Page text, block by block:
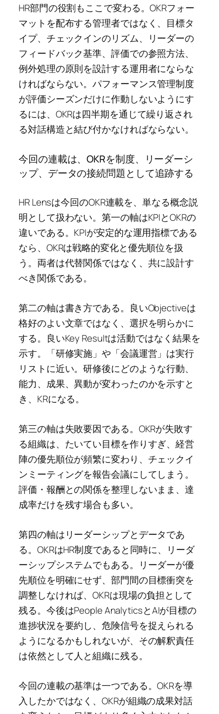
HR部門の役割もここで変わる。OKRフォー
マットを配布する管理者ではなく、目標タ
イプ、チェックインのリズム、リーダーの
フィードバック基準、評価での参照方法、
例外処理の原則を設計する運用者にならな
ければならない。パフォーマンス管理制度
が評価シーズンだけに作動しないようにす
るには、OKRは四半期を通じて繰り返され
る対話構造と結び付かなければならない。
今回の連載は、OKRを制度、リーダーシ
ップ、データの接続問題として追跡する
HR Lensは今回のOKR連載を、単なる概念説
明として扱わない。第一の軸はKPIとOKRの
違いである。KPIが安定的な運用指標である
なら、OKRは戦略的変化と優先順位を扱
う。両者は代替関係ではなく、共に設計す
べき関係である。
第二の軸は書き方である。良いObjectiveは
格好のよい文章ではなく、選択を明らかに
する。良いKey Resultは活動ではなく結果を
示す。「研修実施」や「会議運営」は実行
リストに近い。研修後にどのような行動、
能力、成果、異動が変わったのかを示すと
き、KRになる。
第三の軸は失敗要因である。OKRが失敗す
る組織は、たいてい目標を作りすぎ、経営
陣の優先順位が頻繁に変わり、チェックイ
ンミーティングを報告会議にしてしまう。
評価・報酬との関係を整理しないまま、達
成率だけを残す場合も多い。
第四の軸はリーダーシップとデータであ
る。OKRはHR制度であると同時に、リーダ
ーシップシステムでもある。リーダーが優
先順位を明確にせず、部門間の目標衝突を
調整しなければ、OKRは現場の負担として
残る。今後はPeople AnalyticsとAIが目標の
進捗状況を要約し、危険信号を捉えられる
ようになるかもしれないが、その解釈責任
は依然として人と組織に残る。
今回の連載の基準は一つである。OKRを導
入したかではなく、OKRが組織の成果対話